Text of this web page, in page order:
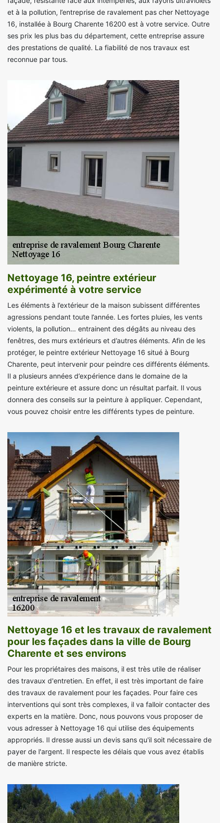
et à la pollution, l’entreprise de ravalement pas cher Nettoyage
16, installée à Bourg Charente 16200 est à votre service. Outre
ses prix les plus bas du département, cette entreprise assure
des prestations de qualité. La fiabilité de nos travaux est
reconnue par tous.
Nettoyage 16, peintre extérieur
expérimenté à votre service
Les éléments à l’extérieur de la maison subissent différentes
agressions pendant toute l’année. Les fortes pluies, les vents
violents, la pollution… entrainent des dégâts au niveau des
fenêtres, des murs extérieurs et d’autres éléments. Afin de les
protéger, le peintre extérieur Nettoyage 16 situé à Bourg
Charente, peut intervenir pour peindre ces différents éléments.
Il a plusieurs années d’expérience dans le domaine de la
peinture extérieure et assure donc un résultat parfait. Il vous
donnera des conseils sur la peinture à appliquer. Cependant,
vous pouvez choisir entre les différents types de peinture.
Nettoyage 16 et les travaux de ravalement
pour les façades dans la ville de Bourg
Charente et ses environs
Pour les propriétaires des maisons, il est très utile de réaliser
des travaux d'entretien. En effet, il est très important de faire
des travaux de ravalement pour les façades. Pour faire ces
interventions qui sont très complexes, il va falloir contacter des
experts en la matière. Donc, nous pouvons vous proposer de
vous adresser à Nettoyage 16 qui utilise des équipements
appropriés. Il dresse aussi un devis sans qu'il soit nécessaire de
payer de l'argent. Il respecte les délais que vous avez établis
de manière stricte.